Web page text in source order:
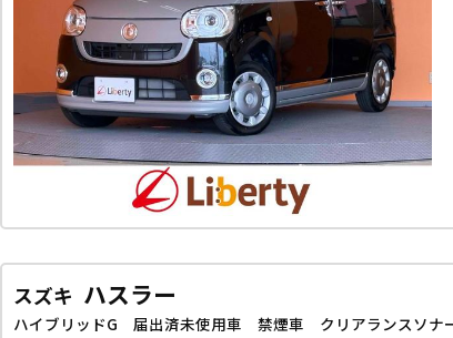
スズキ ハスラー